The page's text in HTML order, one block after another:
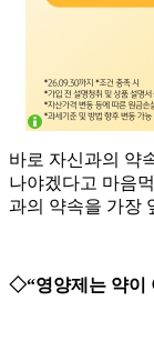
바로 자신과의 약
나야겠다고 마음
과의 약속을 가장
◇“영양제는 약이